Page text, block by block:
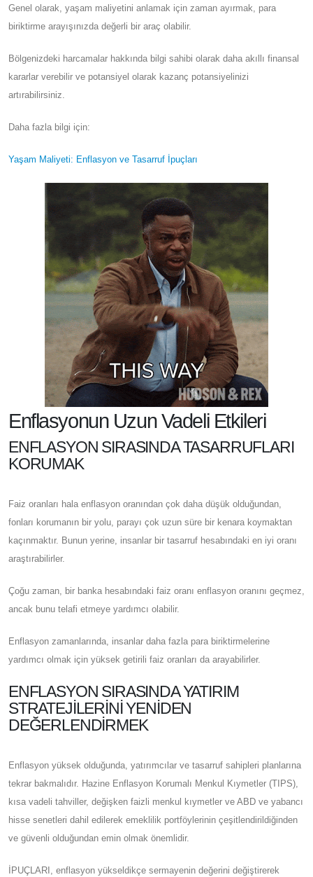
Genel olarak, yaşam maliyetini anlamak için zaman ayırmak, para
biriktirme arayışınızda değerli bir araç olabilir.
Bölgenizdeki harcamalar hakkında bilgi sahibi olarak daha akıllı finansal
kararlar verebilir ve potansiyel olarak kazanç potansiyelinizi
artırabilirsiniz.
Daha fazla bilgi için:
Yaşam Maliyeti: Enflasyon ve Tasarruf İpuçları
Enflasyonun Uzun Vadeli Etkileri
ENFLASYON SIRASINDA TASARRUFLARI
KORUMAK
Faiz oranları hala enflasyon oranından çok daha düşük olduğundan,
fonları korumanın bir yolu, parayı çok uzun süre bir kenara koymaktan
kaçınmaktır. Bunun yerine, insanlar bir tasarruf hesabındaki en iyi oranı
araştırabilirler.
Çoğu zaman, bir banka hesabındaki faiz oranı enflasyon oranını geçmez,
ancak bunu telafi etmeye yardımcı olabilir.
Enflasyon zamanlarında, insanlar daha fazla para biriktirmelerine
yardımcı olmak için yüksek getirili faiz oranları da arayabilirler.
ENFLASYON SIRASINDA YATIRIM
STRATEJILERINI YENIDEN
DEĞERLENDIRMEK
Enflasyon yüksek olduğunda, yatırımcılar ve tasarruf sahipleri planlarına
tekrar bakmalıdır. Hazine Enflasyon Korumalı Menkul Kıymetler (TIPS),
kısa vadeli tahviller, değişken faizli menkul kıymetler ve ABD ve yabancı
hisse senetleri dahil edilerek emeklilik portföylerinin çeşitlendirildiğinden
ve güvenli olduğundan emin olmak önemlidir.
İPUÇLARI, enflasyon yükseldikçe sermayenin değerini değiştirerek